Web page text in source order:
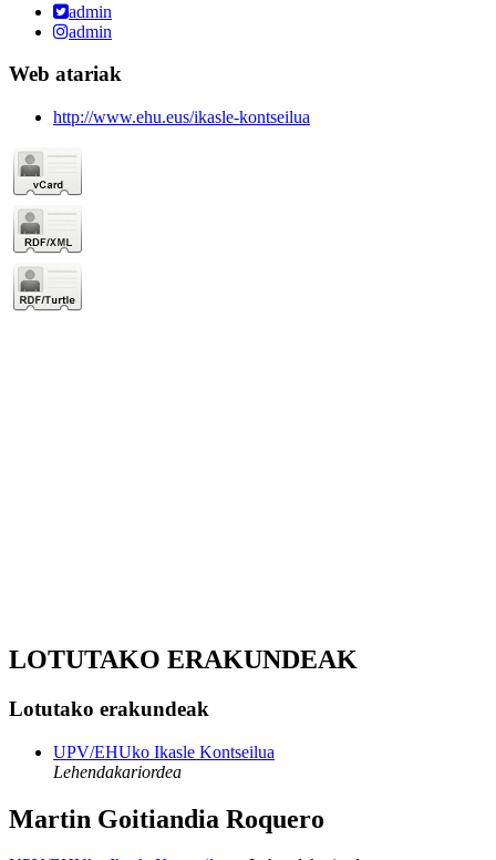
admin
admin
Web atariak
http://www.ehu.eus/ikasle-kontseilua
LOTUTAKO ERAKUNDEAK
Lotutako erakundeak
UPV/EHUko Ikasle Kontseilua
Lehendakariordea
Martin Goitiandia Roquero